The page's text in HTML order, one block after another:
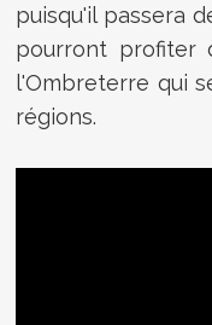
puisqu'il passera
pourront profiter
l'Ombreterre qui
régions.